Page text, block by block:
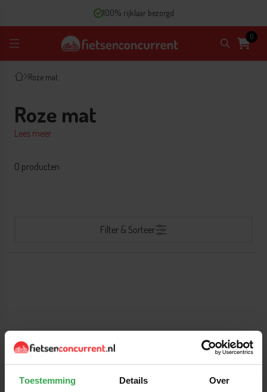
Toestemming Details Over
100% rijklaar bezorgd
0
Roze mat
Roze mat
Lees meer
0 producten
Filter & Sorteer